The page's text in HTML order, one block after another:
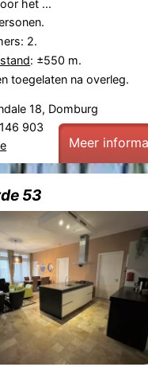
het ...
2.
: ±550 m.
toegelaten na overleg.
18, Domburg
903
Meer
53